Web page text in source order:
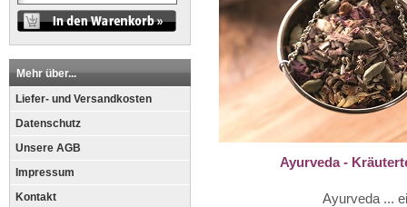
Mehr über...
Liefer- und Versandkosten
Datenschutz
Unsere AGB
Impressum
Kontakt
Ayurveda -
Ayurveda ...